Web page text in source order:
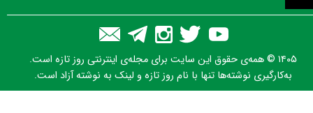
۱۴۰۵ © همه‌ی حقوق این سایت برای مجله‌ی اینترنتی روز تازه است.
به‌کارگیری نوشته‌ها تنها با نام روز تازه و لینک به نوشته آزاد است.